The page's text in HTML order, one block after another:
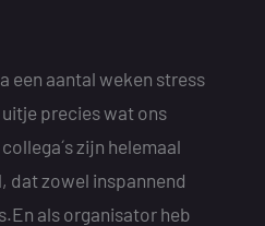
een aantal weken stress
precies wat ons
zijn helemaal
dat zowel inspannend
als organisator heb